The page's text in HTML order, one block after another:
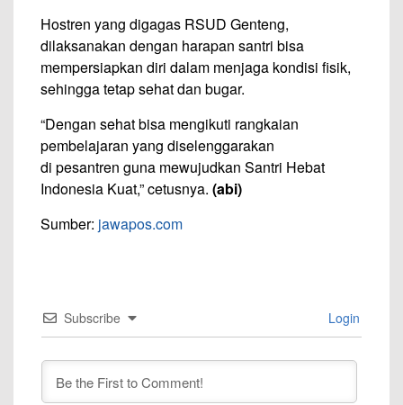
Hostren yang digagas RSUD Genteng,
dilaksanakan dengan harapan santri bisa
mempersiapkan diri dalam menjaga kondisi fisik,
sehingga tetap sehat dan bugar.
“Dengan sehat bisa mengikuti rangkaian
pembelajaran yang diselenggarakan
di pesantren guna mewujudkan Santri Hebat
Indonesia Kuat,” cetusnya. (abi)
Sumber: jawapos.com
Subscribe Login